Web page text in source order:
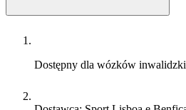
Dostępny dla wózków